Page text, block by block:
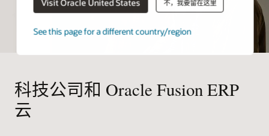
不，我要留在这里
See this page for a different country/region
科技公司和 Oracle Fusion ERP
云